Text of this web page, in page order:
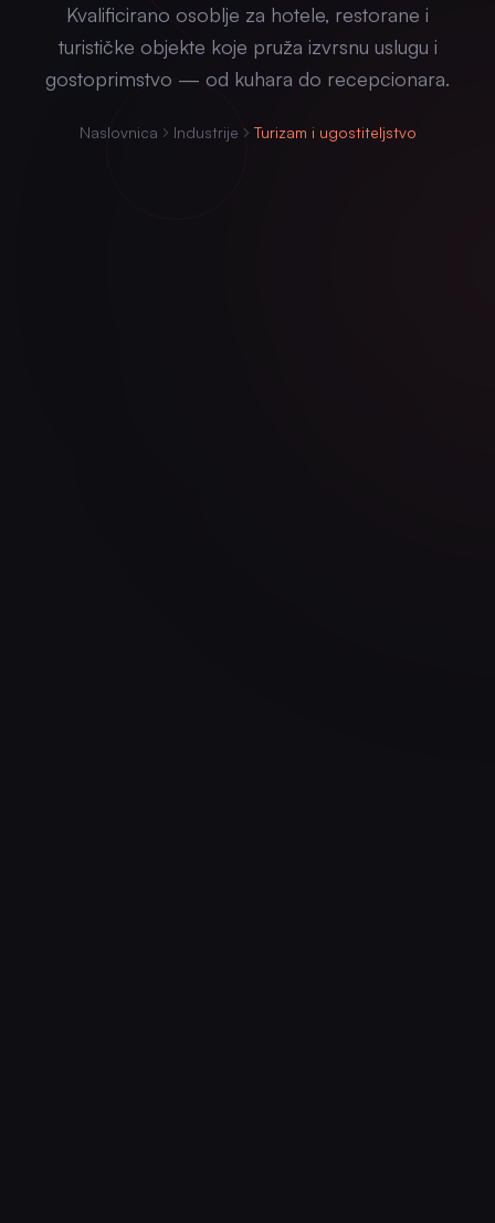
Kvalificirano osoblje za hotele, restorane i
turističke objekte koje pruža izvrsnu uslugu i
gostoprimstvo — od kuhara do recepcionara.
Naslovnica Industrije Turizam i ugostiteljstvo